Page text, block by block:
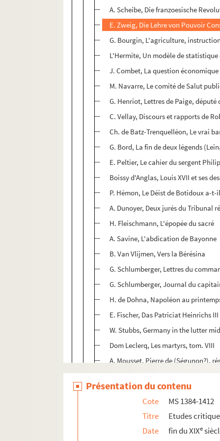
A. Scheibe, Die franzoesische
E. Zweig, Die Lehre von Pouvoir
G. Bourgin, L'agriculture,
L'Hermite, Un modèle de
J. Combet, La question
M. Navarre, Le comité de Salut
G. Henriot, Lettres de Paige, député
C. Vellay, Discours et rapports de
Ch. de Batz-Trenquelléon, Le vrai
G. Bord, La fin de deux légends
E. Peltier, Le cahier du sergent
Boissy d'Anglas, Louis XVII et ses
P. Hémon, Le Déist de Botidoux a-
A. Dunoyer, Deux jurés du Tribunal
H. Fleischmann, L'épopée du sacré
A. Savine, L'abdication de Bayonne
B. Van Vlijmen, Vers la Bérésina
G. Schlumberger, Lettres du
G. Schlumberger, Journal du
H. de Dohna, Napoléon au
E. Fischer, Das Patriciat Heinrichs III
W. Stubbs, Germany in the lutter
Dom Leclerq, Les martyrs, tom. VIII
A. Mousset, Pierre de (Ségunon?),
Foucher de Careil, Descartes, la
J. Drehmann, Papst Les IX und die
H. Gerdes, Geschichte der
K. Staehling Francis, Walsingham
J. de Boislile, Mémoriaux du
Présentation du contenu
Cote
MS 1384-1412
Titre
Etudes
Date
fin du XIXe